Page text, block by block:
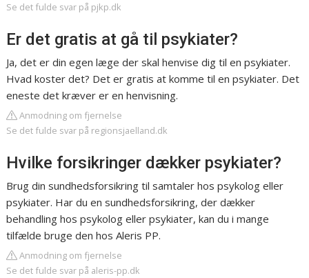
Se det fulde svar på pjkp.dk
Er det gratis at gå til psykiater?
Ja, det er din egen læge der skal henvise dig til en psykiater.
Hvad koster det? Det er gratis at komme til en psykiater. Det
eneste det kræver er en henvisning.
Anmodning om fjernelse
Se det fulde svar på regionsjaelland.dk
Hvilke forsikringer dækker psykiater?
Brug din sundhedsforsikring til samtaler hos psykolog eller
psykiater. Har du en sundhedsforsikring, der dækker
behandling hos psykolog eller psykiater, kan du i mange
tilfælde bruge den hos Aleris PP.
Anmodning om fjernelse
Se det fulde svar på aleris-pp.dk